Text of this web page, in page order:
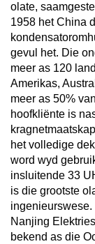
olate,
1958 het China
gevul het. Die
meer as 120
Amerikas,
meer as 50%
hoofkliënte is
het volledige
word wyd
insluitende 33
is die grootste
ingenieurswese.
Nanjing
bekend as die